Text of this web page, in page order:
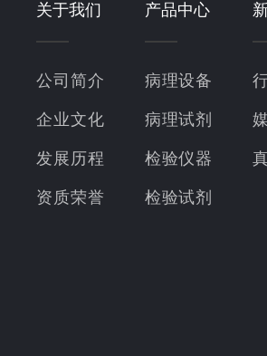
关于我们
公司简介
企业文化
发展历程
资质荣誉
产品中心
病理设备
病理试剂
检验仪器
检验试剂